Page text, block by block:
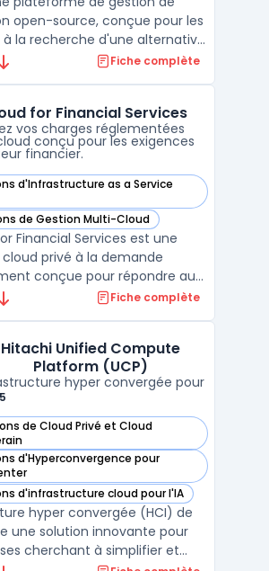
open-source, conçue pour les
à la recherche d'une alternative
vCenter. En tant que
centralisée de
vir ...
Fiche complète
for Financial Services
vos charges réglementées
conçu pour les exigences
financier.
d'Infrastructure as a Service
for Financial Services dans cette catégorie
de Gestion Multi-Cloud
for Financial Services dans cette catégorie
Financial Services est une
privé à la demande
conçue pour répondre aux
entreprises du secteur
aux institutions financières de
charges de ...
Fiche complète
Hitachi Unified Compute
Platform (UCP)
hyper convergée pour
de Cloud Privé et Cloud
Unified Compute Platform (UCP) dans cette
d'Hyperconvergence pour
Unified Compute Platform (UCP) dans cette
d'infrastructure cloud pour l'IA
Unified Compute Platform (UCP) dans cette
hyper convergée (HCI) de
une solution innovante pour
cherchant à simplifier et